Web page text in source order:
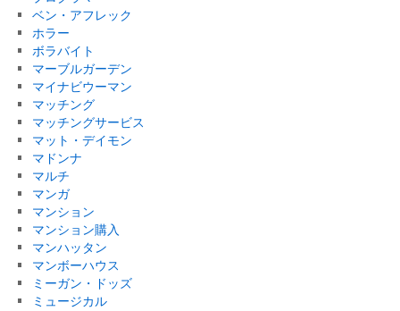
ベン・アフレック
ホラー
ボラバイト
マーブルガーデン
マイナビウーマン
マッチング
マッチングサービス
マット・デイモン
マドンナ
マルチ
マンガ
マンション
マンション購入
マンハッタン
マンボーハウス
ミーガン・ドッズ
ミュージカル